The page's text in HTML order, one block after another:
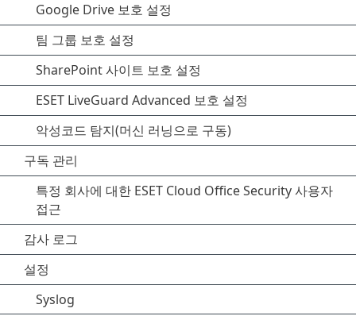
Google Drive 보호 설정
팀 그룹 보호 설정
SharePoint 사이트 보호 설정
ESET LiveGuard Advanced 보호 설정
악성코드 탐지(머신 러닝으로 구동)
구독 관리
특정 회사에 대한 ESET Cloud Office Security 사용자
접근
감사 로그
설정
Syslog